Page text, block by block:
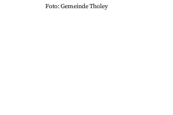
Foto: Gemeinde Tholey